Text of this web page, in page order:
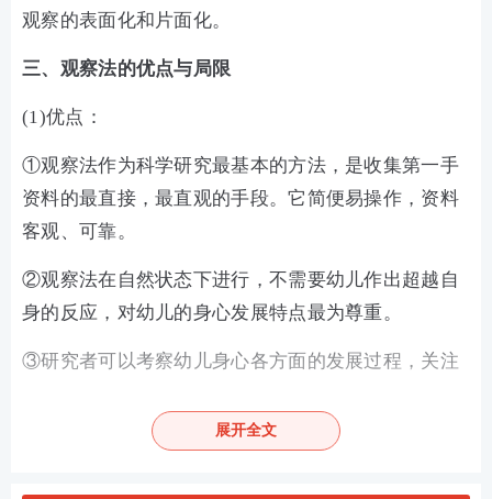
观察的表面化和片面化。
三、观察法的优点与局限
(1)优点：
①观察法作为科学研究最基本的方法，是收集第一手
资料的最直接，最直观的手段。它简便易操作，资料
客观、可靠。
②观察法在自然状态下进行，不需要幼儿作出超越自
身的反应，对幼儿的身心发展特点最为尊重。
③研究者可以考察幼儿身心各方面的发展过程，关注
④观察具有及时性的优点，它能捕捉到正在发生的现
展开全文